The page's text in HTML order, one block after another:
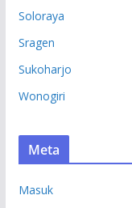
Soloraya
Sragen
Sukoharjo
Wonogiri
Meta
Masuk